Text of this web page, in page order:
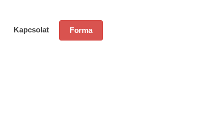
Kapcsolat Forma